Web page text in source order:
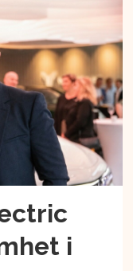
i